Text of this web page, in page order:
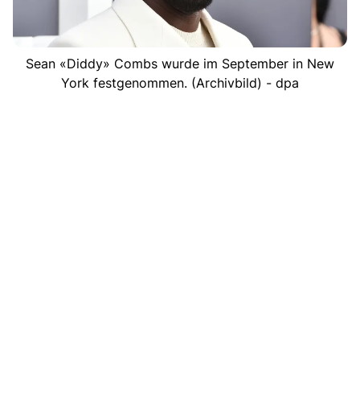
Sean «Diddy» Combs wurde im September in New
York festgenommen. (Archivbild) - dpa